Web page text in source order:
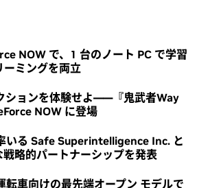
NOW で、1 台のノート PC で学習
ーミングを両立
ションを体験せよ――『鬼武者Way
NOW に登場
いる Safe Superintelligence Inc. と
略的パートナーシップを発表
転車向けの最先端オープン モデルで